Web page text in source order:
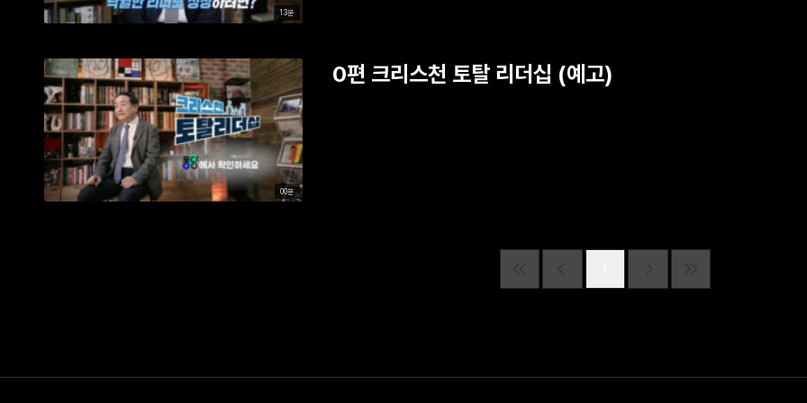
13분
00분
0편 크리스천 토탈 리더십 (예고)